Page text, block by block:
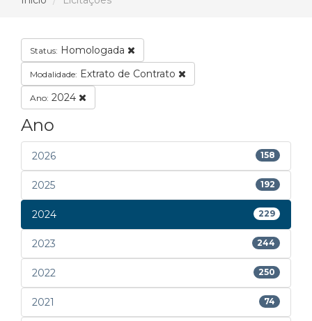
Status: Homologada
Modalidade: Extrato de Contrato
Ano: 2024
Ano
2026 158
2025 192
2024 229
2023 244
2022 250
2021 74